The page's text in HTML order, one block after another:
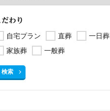
だわり
自宅プラン 直葬
一日葬
家族葬
一般葬
検索